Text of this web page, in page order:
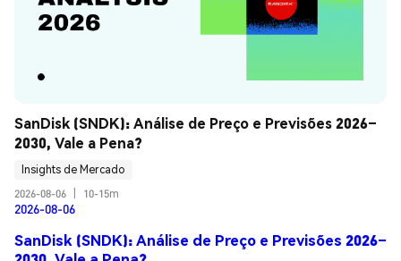
SanDisk (SNDK): Análise de Preço e Previsões 2026–
2030, Vale a Pena?
Insights de Mercado
2026-08-06
10-15m
2026-08-06
SanDisk (SNDK): Análise de Preço e Previsões 2026–